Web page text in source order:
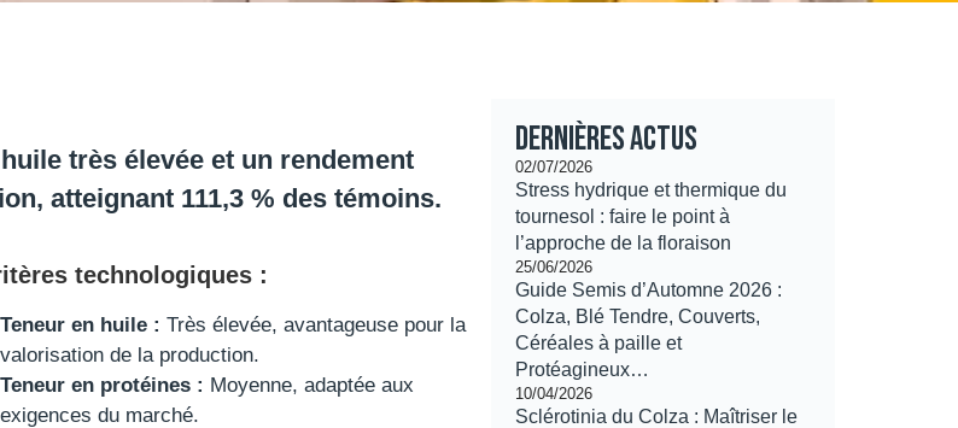
très élevée et un rendement
atteignant 111,3 % des témoins.
technologiques :
Teneur en huile : Très élevée, avantageuse pour la
valorisation de la production.
Teneur en protéines : Moyenne, adaptée aux
exigences du marché.
Dernières actus
02/07/2026
Stress hydrique et thermique du
tournesol : faire le point à
l’approche de la floraison
25/06/2026
Guide Semis d’Automne 2026 :
Colza, Blé Tendre, Couverts,
Céréales à paille et
Protéagineux…
10/04/2026
Sclérotinia du Colza : Maîtriser le